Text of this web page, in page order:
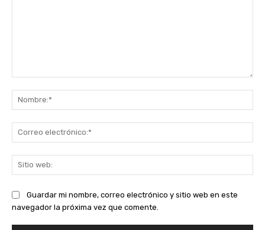
Guardar mi nombre, correo electrónico y sitio web en este
navegador la próxima vez que comente.